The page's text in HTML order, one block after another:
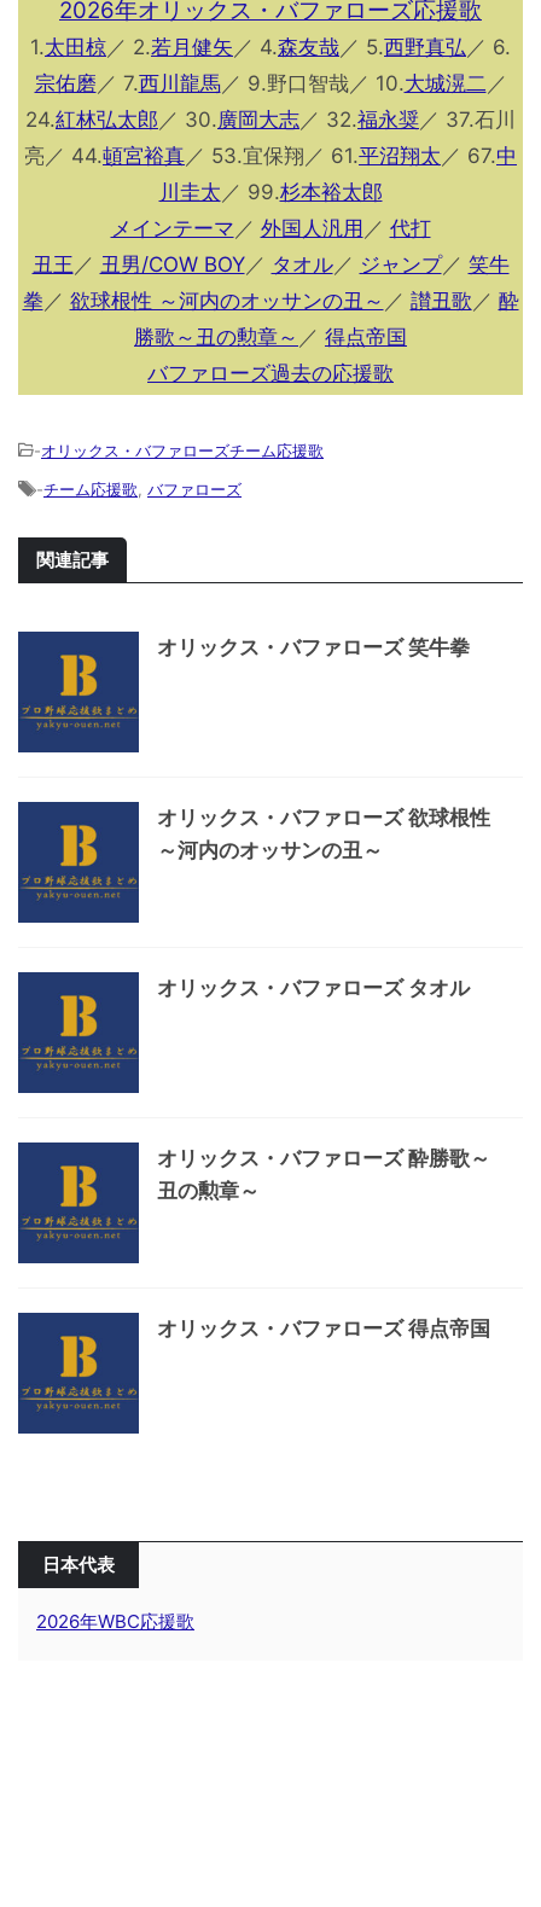
2026年オリックス・バファローズ応援歌
1.太田椋 ／ 2.若月健矢 ／ 4.森友哉 ／ 5.西野真弘 ／ 6.
宗佑磨 ／ 7.西川龍馬／ 9.野口智哉／ 10.大城滉二 ／
24.紅林弘太郎 ／ 30.廣岡大志 ／ 32.福永奨 ／ 37.石川
亮／ 44.頓宮裕真 ／ 53.宜保翔／ 61.平沼翔太 ／ 67.中
川圭太 ／ 99.杉本裕太郎
メインテーマ ／ 外国人汎用 ／ 代打
丑王 ／ 丑男/COW BOY／ タオル／ ジャンプ／ 笑牛
拳 ／ 欲球根性 ～河内のオッサンの丑～ ／ 讃丑歌 ／ 酔
勝歌～丑の勲章～ ／ 得点帝国
バファローズ過去の応援歌
-オリックス・バファローズチーム応援歌
-チーム応援歌 バファローズ
関連記事
オリックス・バファローズ 笑牛拳
オリックス・バファローズ 欲球根性
～河内のオッサンの丑～
オリックス・バファローズ タオル
オリックス・バファローズ 酔勝歌～
丑の勲章～
オリックス・バファローズ 得点帝国
日本代表
2026年WBC応援歌